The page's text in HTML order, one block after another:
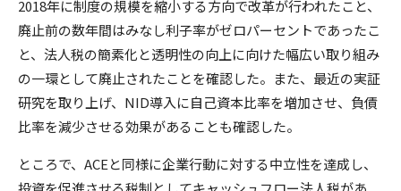
2018年に制度の規模を縮小する方向で改革が行われたこと、
廃止前の数年間はみなし利子率がゼロパーセントであったこ
と、法人税の簡素化と透明性の向上に向けた幅広い取り組み
の一環として廃止されたことを確認した。また、最近の実証
研究を取り上げ、NID導入に自己資本比率を増加させ、負債
比率を減少させる効果があることも確認した。
ところで、ACEと同様に企業行動に対する中立性を達成し、